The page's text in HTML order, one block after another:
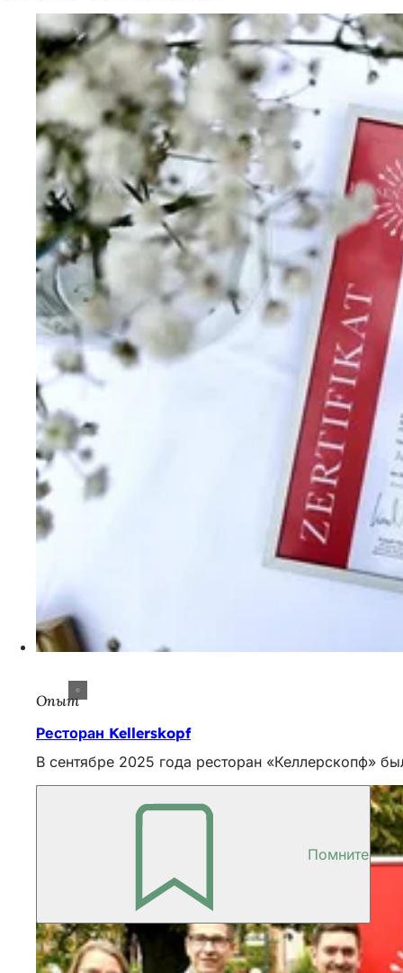
Опыт
Ресторан Kellerskopf
В сентябре 2025 года ресторан «Келлерскопф»
Помните